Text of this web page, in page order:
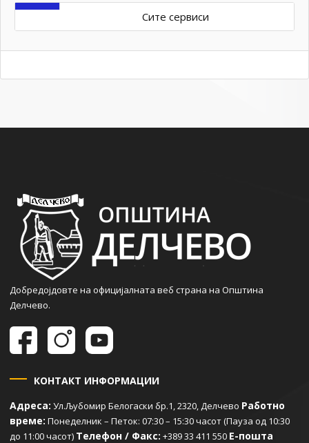
Сите сервиси
Добредојдовте на официјалната веб страна на Општина
Делчево.
КОНТАКТ ИНФОРМАЦИИ
Адреса: Ул.Љубомир Белогаски бр.1, 2320, Делчево Работно
време: Понеделник – Петок: 07:30 – 15:30 часот (Пауза од 10:30
до 11:00 часот) Телефон / Факс: +389 33 411 550 Е-пошта